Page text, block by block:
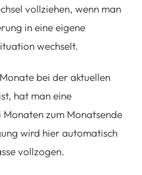
vollziehen, wenn man
in eine eigene
wechselt.
bei der aktuellen
hat man eine
zum Monatsende
wird hier automatisch
vollzogen.